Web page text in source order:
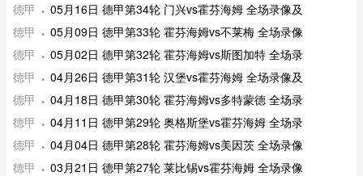
德甲
05月16日 德甲第34轮 门兴vs霍芬海姆 全场录像及
德甲
05月09日 德甲第33轮 霍芬海姆vs不莱梅 全场录像
德甲
05月02日 德甲第32轮 霍芬海姆vs斯图加特 全场录
德甲
04月26日 德甲第31轮 汉堡vs霍芬海姆 全场录像及
德甲
04月18日 德甲第30轮 霍芬海姆vs多特蒙德 全场录
德甲
04月11日 德甲第29轮 奥格斯堡vs霍芬海姆 全场录
德甲
04月04日 德甲第28轮 霍芬海姆vs美因茨 全场录像
德甲
03月21日 德甲第27轮 莱比锡vs霍芬海姆 全场录像